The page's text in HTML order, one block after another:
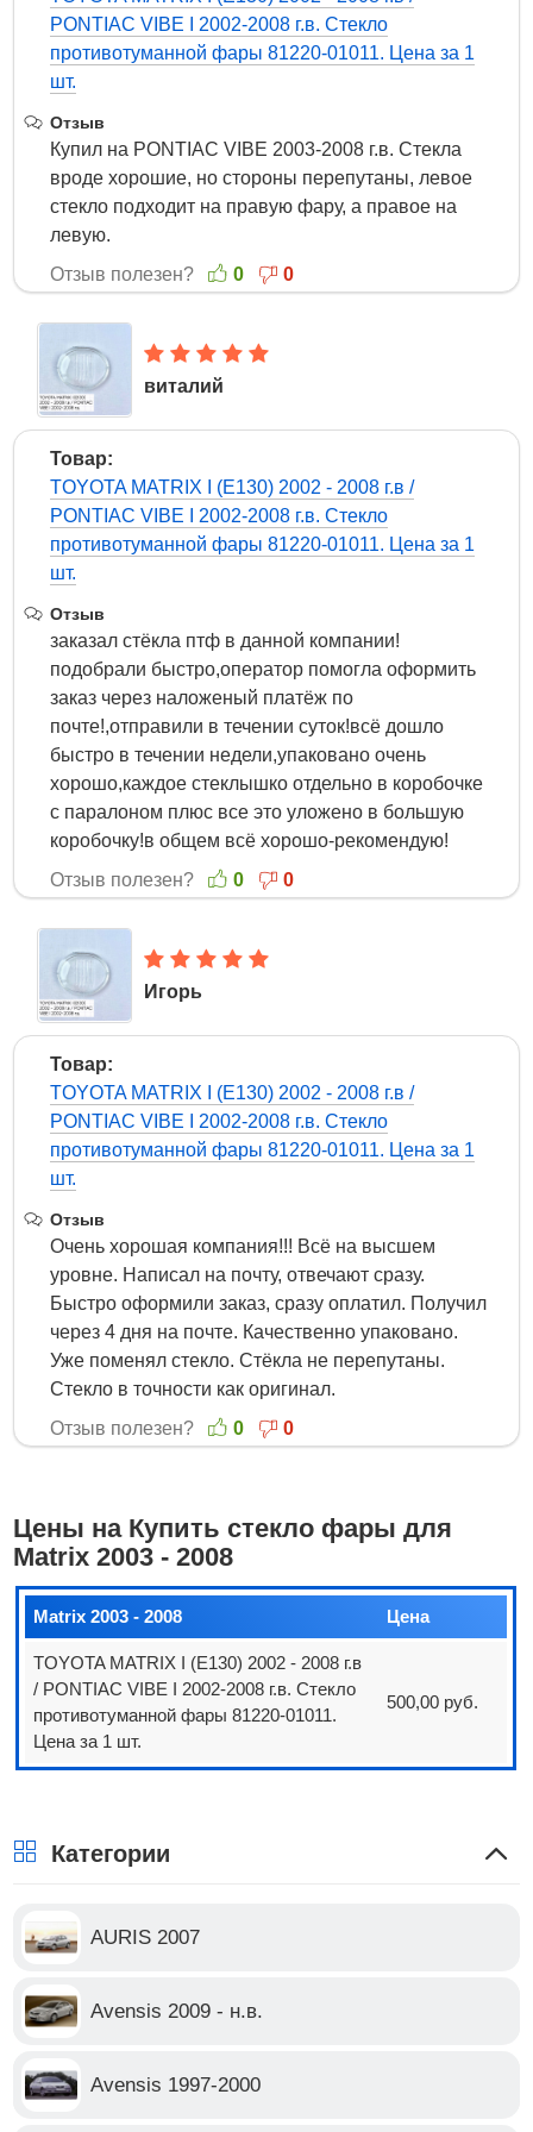
PTFR.RU Стекла противотуманных фар, стекла
передних фар для установки ксеноновых линз
PONTIAC VIBE I 2002-2008 г.в. Стекло
противотуманной фары 81220-01011. Цена за 1
шт.
Отзыв
Купил на PONTIAC VIBE 2003-2008 г.в. Стекла
вроде хорошие, но стороны перепутаны, левое
стекло подходит на правую фару, а правое на
левую.
Отзыв полезен?
0 0
виталий
Товар:
TOYOTA MATRIX I (E130) 2002 - 2008 г.в /
PONTIAC VIBE I 2002-2008 г.в. Стекло
противотуманной фары 81220-01011. Цена за 1
шт.
Отзыв
заказал стёкла птф в данной компании!
подобрали быстро,оператор помогла оформить
заказ через наложеный платёж по
почте!,отправили в течении суток!всё дошло
быстро в течении недели,упаковано очень
хорошо,каждое стеклышко отдельно в коробочке
с паралоном плюс все это уложено в большую
коробочку!в общем всё хорошо-рекомендую!
Отзыв полезен?
0 0
Игорь
Товар:
TOYOTA MATRIX I (E130) 2002 - 2008 г.в /
PONTIAC VIBE I 2002-2008 г.в. Стекло
противотуманной фары 81220-01011. Цена за 1
шт.
Отзыв
Очень хорошая компания!!! Всё на высшем
уровне. Написал на почту, отвечают сразу.
Быстро оформили заказ, сразу оплатил. Получил
через 4 дня на почте. Качественно упаковано.
Уже поменял стекло. Стёкла не перепутаны.
Стекло в точности как оригинал.
Отзыв полезен?
0 0
Цены на Купить стекло фары для
Matrix 2003 - 2008
Matrix 2003 - 2008 Цена
TOYOTA MATRIX I (E130) 2002 - 2008 г.в
/ PONTIAC VIBE I 2002-2008 г.в. Стекло
противотуманной фары 81220-01011.
Цена за 1 шт.
500,00 руб.
Категории
AURIS 2007
Avensis 2009 - н.в.
Avensis 1997-2000